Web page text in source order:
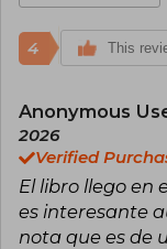
4 This
Anonymous
2026
Verified
El libro llego en
es interesante
nota que es de